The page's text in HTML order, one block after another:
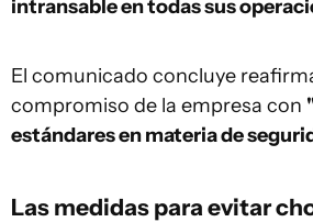
intransable en todas sus
El comunicado concluye
compromiso de la empresa con
estándares en materia de
Las medidas para evitar